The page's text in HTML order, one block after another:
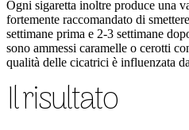
Ogni sigaretta inoltre produce una
fortemente raccomandato di
settimane prima e 2-3 settimane
sono ammessi caramelle o cerotti
qualità delle cicatrici è influenzata
Il risultato